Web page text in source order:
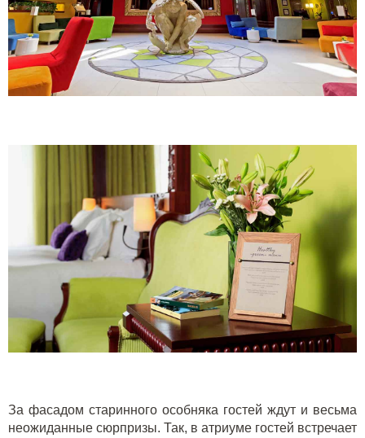
За фасадом старинного особняка гостей ждут и весьма
неожиданные сюрпризы. Так, в атриуме гостей встречает